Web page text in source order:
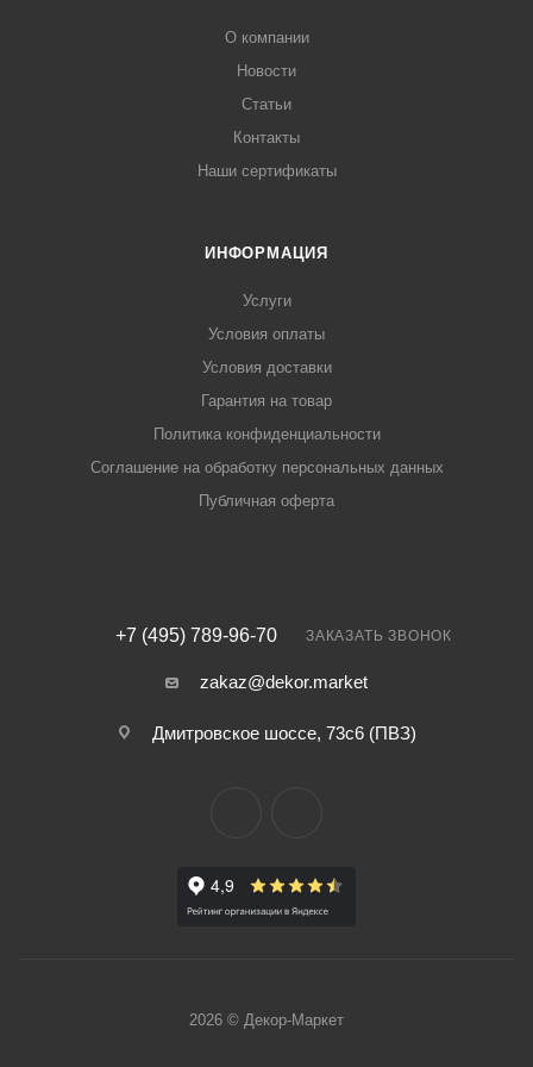
О компании
Новости
Статьи
Контакты
Наши сертификаты
ИНФОРМАЦИЯ
Услуги
Условия оплаты
Условия доставки
Гарантия на товар
Политика конфиденциальности
Соглашение на обработку персональных данных
Публичная оферта
+7 (495) 789-96-70 ЗАКАЗАТЬ ЗВОНОК
zakaz@dekor.market
Дмитровское шоссе, 73с6 (ПВЗ)
2026 © Декор-Маркет